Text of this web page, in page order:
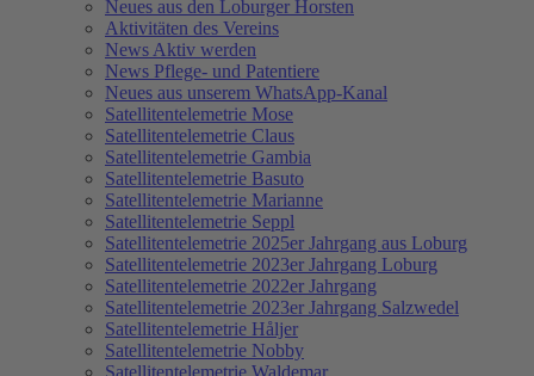
Neues aus den Loburger Horsten
Aktivitäten des Vereins
News Aktiv werden
News Pflege- und Patentiere
Neues aus unserem WhatsApp-Kanal
Satellitentelemetrie Mose
Satellitentelemetrie Claus
Satellitentelemetrie Gambia
Satellitentelemetrie Basuto
Satellitentelemetrie Marianne
Satellitentelemetrie Seppl
Satellitentelemetrie 2025er Jahrgang aus Loburg
Satellitentelemetrie 2023er Jahrgang Loburg
Satellitentelemetrie 2022er Jahrgang
Satellitentelemetrie 2023er Jahrgang Salzwedel
Satellitentelemetrie Håljer
Satellitentelemetrie Nobby
Satellitentelemetrie Waldemar